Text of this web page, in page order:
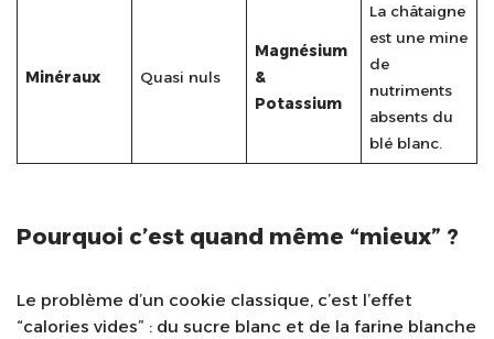
Minéraux Quasi nuls
Magnésium
&
Potassium
La châtaigne
est une mine
de
nutriments
absents du
blé blanc.
Pourquoi c’est quand même “mieux” ?
Le problème d’un cookie classique, c’est l’effet
“calories vides” : du sucre blanc et de la farine blanche